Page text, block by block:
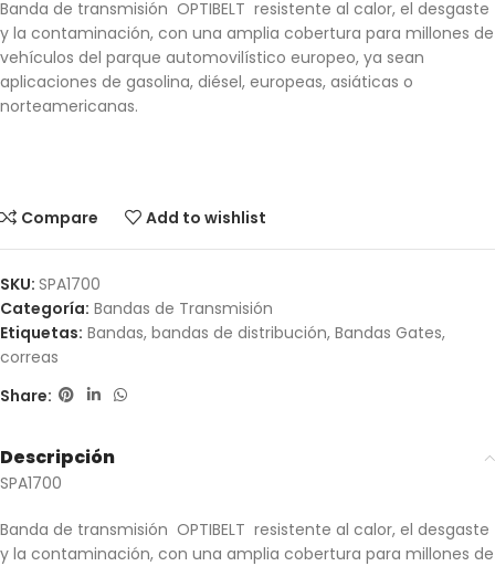
Banda de transmisión OPTIBELT resistente al calor, el desgaste
y la contaminación, con una amplia cobertura para millones de
vehículos del parque automovilístico europeo, ya sean
aplicaciones de gasolina, diésel, europeas, asiáticas o
norteamericanas.
Compare Add to wishlist
SKU: SPA1700
Categoría: Bandas de Transmisión
Etiquetas: Bandas, bandas de distribución, Bandas Gates,
correas
Share:
Descripción
SPA1700
Banda de transmisión OPTIBELT resistente al calor, el desgaste
y la contaminación, con una amplia cobertura para millones de